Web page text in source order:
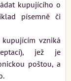
kupujícího o
písemně či
vzniká
jež je
poštou, a